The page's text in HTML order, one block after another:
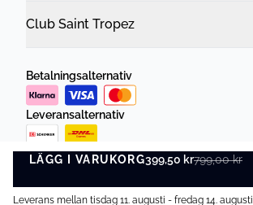
LÄGG I VARUKORG399,50 kr799,00 kr
LÄGG I VARUKORG
Leverans mellan tisdag 11. augusti - fredag 14. augusti
Club Saint Tropez
Betalningsalternativ
Leveransalternativ